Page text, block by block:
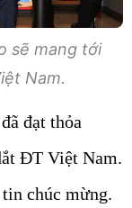
sẽ mang tới
Nam.
đạt thỏa
ĐT Việt Nam.
chúc mừng.